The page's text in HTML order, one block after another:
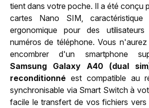
tient dans votre poche. Il a été conçu
cartes Nano SIM,
ergonomique pour des
numéros de téléphone. Vous
encombrer d'un smartphone
Samsung Galaxy A40 (dual
reconditionné est compatible au
synchronisable via Smart Switch à
facile le transfert de vos fichiers vers